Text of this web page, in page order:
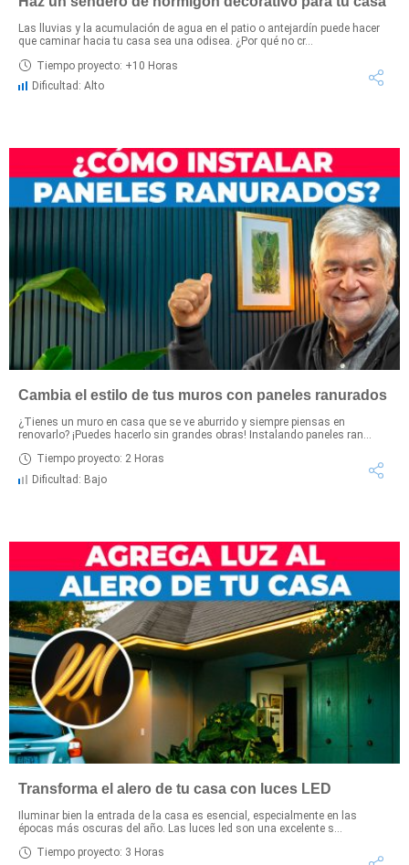
Las lluvias y la acumulación de agua en el patio o antejardín puede hacer
que caminar hacia tu casa sea una odisea. ¿Por qué no cr...
Tiempo proyecto: +10 Horas
Dificultad: Alto
Cambia el estilo de tus muros con paneles ranurados
¿Tienes un muro en casa que se ve aburrido y siempre piensas en
renovarlo? ¡Puedes hacerlo sin grandes obras! Instalando paneles ran...
Tiempo proyecto: 2 Horas
Dificultad: Bajo
Transforma el alero de tu casa con luces LED
Iluminar bien la entrada de la casa es esencial, especialmente en las
épocas más oscuras del año. Las luces led son una excelente s...
Tiempo proyecto: 3 Horas